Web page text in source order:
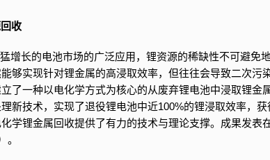
收
增长的电池市场的广泛应用，锂资源的稀缺性不可避免
够实现针对锂金属的高浸取效率，但往往会导致二次污
了一种以电化学方式为核心的从废弃锂电池中浸取锂金
新技术，实现了退役锂电池中近100%的锂浸取效率，
学锂金属回收提供了有力的技术与理论支撑。成果发表
。